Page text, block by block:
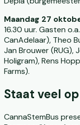
Maandag 27
16.30 uur. Gasten
CanAdelaar), Theo
Jan Brouwer (RUG),
Holigram), Rens
Farms).
Staat veel
CannaStemBus